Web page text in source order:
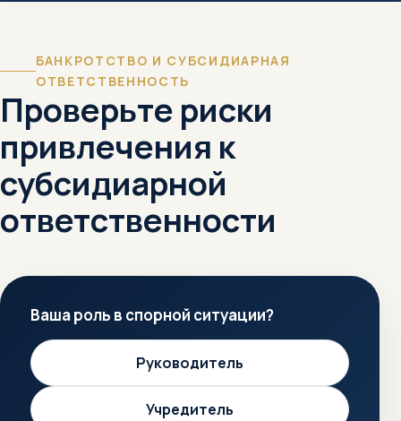
БАНКРОТСТВО И СУБСИДИАРНАЯ
ОТВЕТСТВЕННОСТЬ
Проверьте риски
привлечения к
субсидиарной
ответственности
Ваша роль в спорной ситуации?
Руководитель
Учредитель